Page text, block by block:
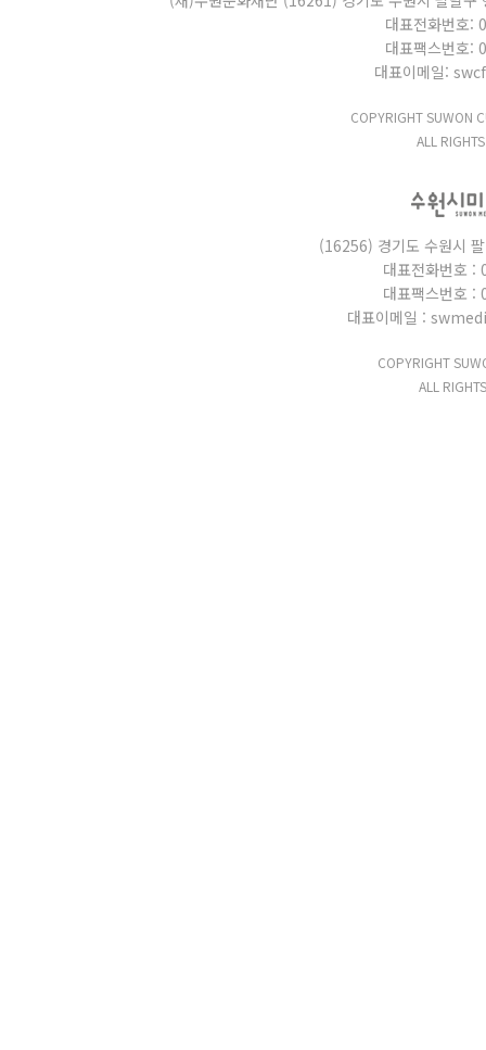
대표전화번호
대표팩스번호
대표이메일:
COPYRIGHT SUWON
ALL
(16256) 경기도 수원시
대표전화번호
대표팩스번호
대표이메일 :
COPYRIGHT
ALL